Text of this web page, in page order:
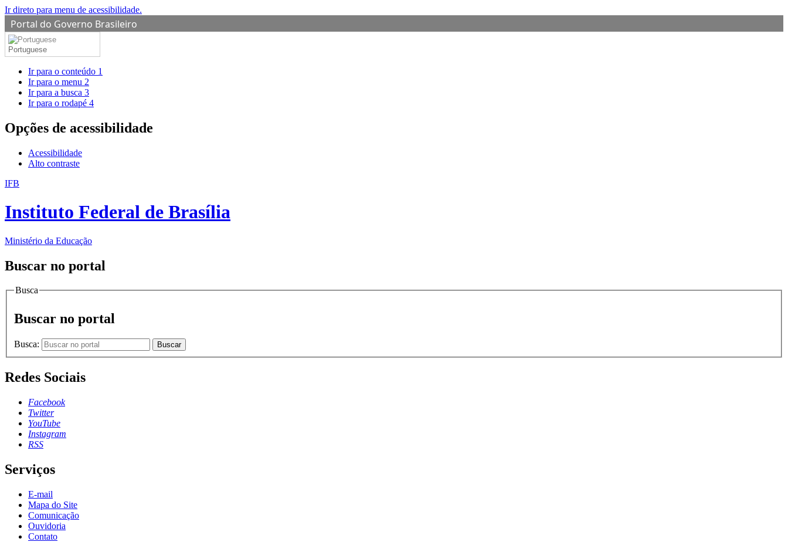
Ir direto para menu de acessibilidade.
Portal do Governo Brasileiro
Portuguese
Ir para o conteúdo 1
Ir para o menu 2
Ir para a busca 3
Ir para o rodapé 4
Opções de acessibilidade
Acessibilidade
Alto contraste
IFB
Instituto Federal de Brasília
Ministério da Educação
Buscar no portal
Busca
Buscar no portal
Busca: Buscar
Redes Sociais
Facebook
Twitter
YouTube
Instagram
RSS
Serviços
E-mail
Mapa do Site
Comunicação
Ouvidoria
Contato